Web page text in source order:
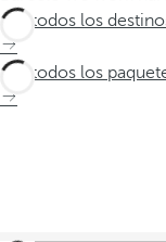
Ver todos los
Ver todos los